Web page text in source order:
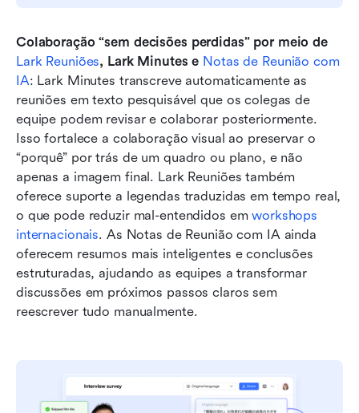
Colaboração “sem decisões perdidas” por meio de
Lark Reuniões, Lark Minutes e Notas de Reunião com
IA: Lark Minutes transcreve automaticamente as
reuniões em texto pesquisável que os colegas de
equipe podem revisar e colaborar posteriormente.
Isso fortalece a colaboração visual ao preservar o
“porquê” por trás de um quadro ou plano, e não
apenas a imagem final. Lark Reuniões também
oferece suporte a legendas traduzidas em tempo real,
o que pode reduzir mal-entendidos em workshops
internacionais. As Notas de Reunião com IA ainda
oferecem resumos mais inteligentes e conclusões
estruturadas, ajudando as equipes a transformar
discussões em próximos passos claros sem
reescrever tudo manualmente.